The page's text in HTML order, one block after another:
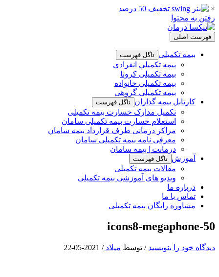
×
رفتن به محتوا
فهرست اصلی
بیمه تکمیلی تاگل فهرست
بیمه تکمیلی انفرادی
بیمه تکمیلی کرونا
بیمه تکمیلی خانواده
بیمه تکمیلی گروهی
کارتابل بیمه گذاران تاگل فهرست
تکمیل مدارک خسارت بیمه تکمیلی
استعلام خسارت بیمه تکمیلی سامان
مراکز درمانی طرف قرارداد بیمه سامان
معرفی نامه بیمه تکمیلی سامان
درمانت | بیمه سامان
آموزش تاگل فهرست
مقالات بیمه تکمیلی
ویدیو های آموزشی بیمه تکمیلی
درباره ما
تماس با ما
مشاوره رایگان بیمه تکمیلی
icons8-megaphone-50
دیدگاه‌ خود را بنویسید / توسط میلاد/
2021-05-22